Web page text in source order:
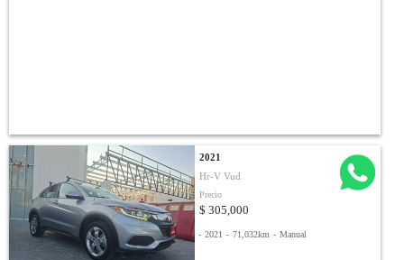
2021
Hr-V Vud
Precio
$ 305,000
- 2021 - 71,032km - Manual